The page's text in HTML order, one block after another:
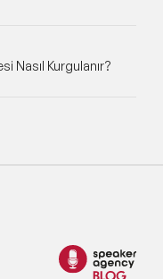
Nasıl Kurgulanır?